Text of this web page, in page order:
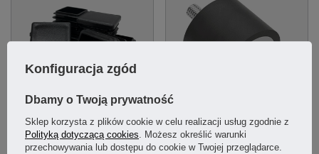
Zaślepka wewnętrzna profil
60x60mm czarna 20 sztuk
Wibroizolator typ A 60x40mm śruba
M12x37
Konfiguracja zgód
Dbamy o Twoją prywatność
Sklep korzysta z plików cookie w celu realizacji usług zgodnie z
Polityką dotyczącą cookies. Możesz określić warunki
przechowywania lub dostępu do cookie w Twojej przeglądarce.